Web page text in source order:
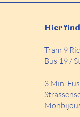
Hier
Tram 9
Bus 19/
3 Min.